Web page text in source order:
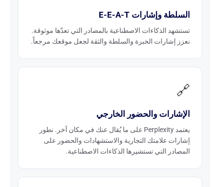
السلطة وإشارات E-E-A-T
تستشهد الذكاءات الاصطناعية بالمصادر التي تعدّها موثوقة.
نعزز إشارات الخبرة والسلطة والثقة لجعل موقعك مرجعاً.
🔗
الإشارات والحضور الخارجي
يعتمد Perplexity على ما يُقال عنك في مكان آخر. نطور
إشارات علامتك التجارية والاستشهادات والحضور على
المصادر التي تستشيرها الذكاءات الاصطناعية.